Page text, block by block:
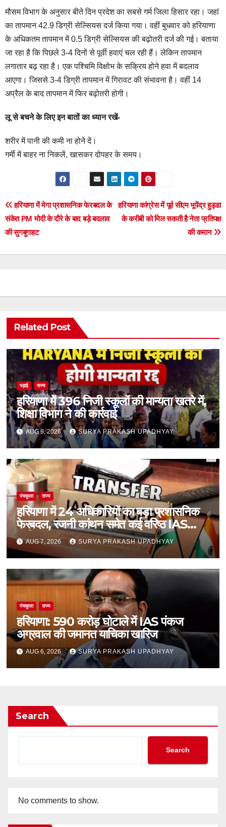
मौसम विभाग के अनुसार बीते दिन प्रदेश का सबसे गर्म जिला हिसार रहा। जहां
का तापमान 42.9 डिग्री सेल्सियस दर्ज किया गया। वहीं बुधवार को हरियाणा
के अधिकतम तापमान में 0.5 डिग्री सेल्सियस की बढ़ोतरी दर्ज की गई। बताया
जा रहा है कि पिछले 3-4 दिनों से पूर्वी हवाएं चल रही हैं। लेकिन तापमान
लगातार बढ़ रहा है। एक पश्चिमि विक्षोभ के सक्रिय होने हवा में बदलाव
आएगा। जिससे 3-4 डिग्री तापमान में गिरावट की संभावना है। वहीं 14
अप्रैल के बाद तापमान में फिर बढ़ोतरी होगी।
लू से बचने के लिए इन बातों का ध्यान रखें-
शरीर में पानी की कमी ना होने दें।
गर्मी में बाहर ना निकलें, खासकर दोपहर के समय।
Post
navigation
हरियाणा कांग्रेस में पूर्व सीएम भूपेंद्र हुड्डा
के करीबी को मिल सकती है नेता प्रतिपक्ष
की कमान
हरियाणा में मेगा प्रशासनिक फेरबदल के
संकेत PM मोदी के दौरे के बाद बड़े बदलाव
की सुगबुगाहट
Related Post
पढ़ाई राज्य
हरियाणा में 396 निजी स्कूलों की मान्यता खतरे में,
शिक्षा विभाग ने की कार्रवाई
AUG 9, 2026 SURYA PRAKASH UPADHYAY
पंचकूला राज्य
हरियाणा में 24 अधिकारियों का बड़ा प्रशासनिक
फेरबदल, रजनी कांथन समेत कई वरिष्ठ IAS
शामिल
AUG 7, 2026 SURYA PRAKASH UPADHYAY
पंचकूला राज्य
हरियाणा: 590 करोड़ घोटाले में IAS पंकज
अग्रवाल की जमानत याचिका खारिज
AUG 6, 2026 SURYA PRAKASH UPADHYAY
Search
Search
No comments to show.